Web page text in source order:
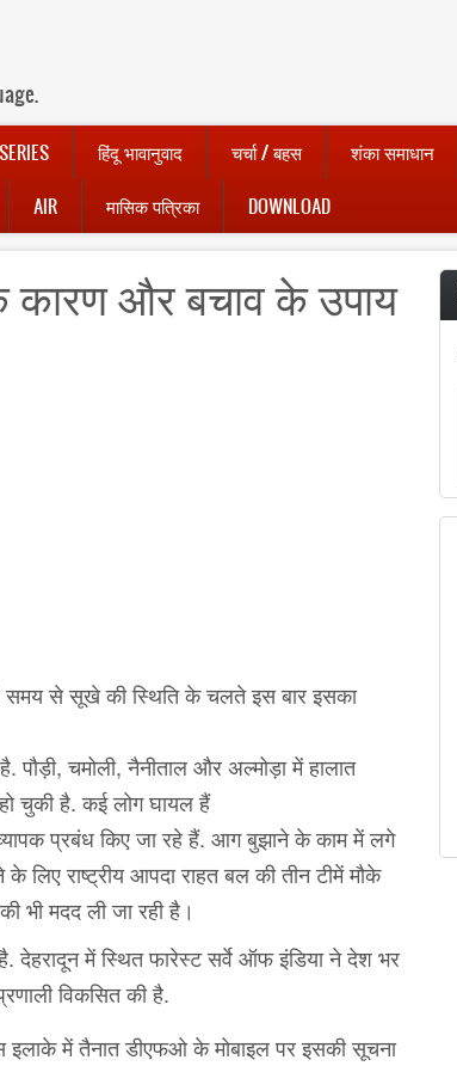
हिंदू भावानुवाद चर्चा / बहस शंका समाधान
AIR मासिक पत्रिका DOWNLOAD
और बचाव के उपाय
समय से सूखे की स्थिति के चलते इस बार इसका
चमोली, नैनीताल और अल्मोड़ा में हालात
चुकी है. कई लोग घायल हैं
प्रबंध किए जा रहे हैं. आग बुझाने के काम में लगे
लिए राष्ट्रीय आपदा राहत बल की तीन टीमें मौके
भी मदद ली जा रही है।
देहरादून में स्थित फारेस्ट सर्वे ऑफ इंडिया ने देश भर
विकसित की है.
में तैनात डीएफओ के मोबाइल पर इसकी सूचना